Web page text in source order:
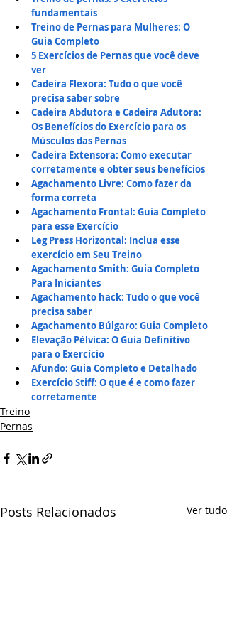
fundamentais
Treino de Pernas para Mulheres: O
Guia Completo
5 Exercícios de Pernas que você deve
ver
Cadeira Flexora: Tudo o que você
precisa saber sobre
Cadeira Abdutora e Cadeira Adutora:
Os Benefícios do Exercício para os
Músculos das Pernas
Cadeira Extensora: Como executar
corretamente e obter seus benefícios
Agachamento Livre: Como fazer da
forma correta
Agachamento Frontal: Guia Completo
para esse Exercício
Leg Press Horizontal: Inclua esse
exercício em Seu Treino
Agachamento Smith: Guia Completo
Para Iniciantes
Agachamento hack: Tudo o que você
precisa saber
Agachamento Búlgaro: Guia Completo
Elevação Pélvica: O Guia Definitivo
para o Exercício
Afundo: Guia Completo e Detalhado
Exercício Stiff: O que é e como fazer
corretamente
Treino
Pernas
Posts Relacionados Ver tudo